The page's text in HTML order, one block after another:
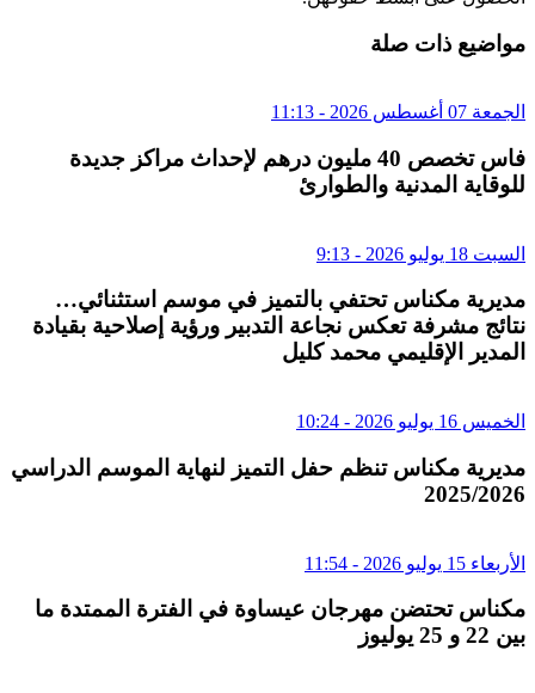
مواضيع ذات صلة
الجمعة 07 أغسطس 2026 - 11:13
فاس تخصص 40 مليون درهم لإحداث مراكز جديدة
للوقاية المدنية والطوارئ
السبت 18 يوليو 2026 - 9:13
مديرية مكناس تحتفي بالتميز في موسم استثنائي…
نتائج مشرفة تعكس نجاعة التدبير ورؤية إصلاحية بقيادة
المدير الإقليمي محمد كليل
الخميس 16 يوليو 2026 - 10:24
مديرية مكناس تنظم حفل التميز لنهاية الموسم الدراسي
2025/2026
الأربعاء 15 يوليو 2026 - 11:54
مكناس تحتضن مهرجان عيساوة في الفترة الممتدة ما
بين 22 و 25 يوليوز